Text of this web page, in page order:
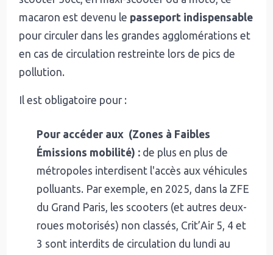
macaron est devenu le passeport indispensable
pour circuler dans les grandes agglomérations et
en cas de circulation restreinte lors de pics de
pollution.
Il est obligatoire pour :
Pour accéder aux (Zones à Faibles
Émissions mobilité) : de plus en plus de
métropoles interdisent l'accès aux véhicules
polluants. Par exemple, en 2025, dans la ZFE
du Grand Paris, les scooters (et autres deux-
roues motorisés) non classés, Crit’Air 5, 4 et
3 sont interdits de circulation du lundi au